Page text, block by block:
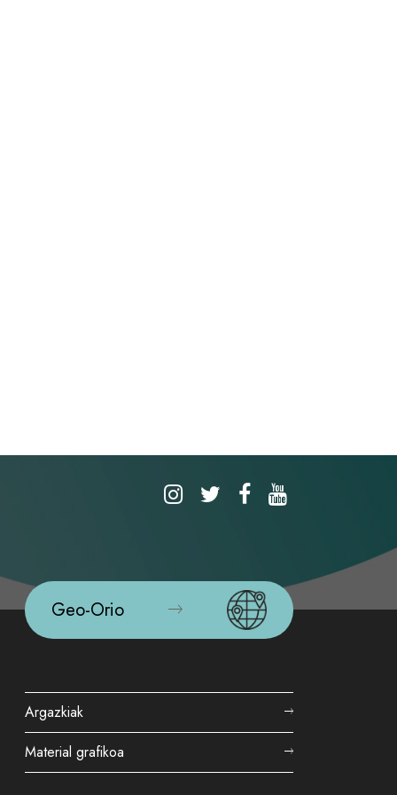
Geo-Orio
Argazkiak
Material grafikoa